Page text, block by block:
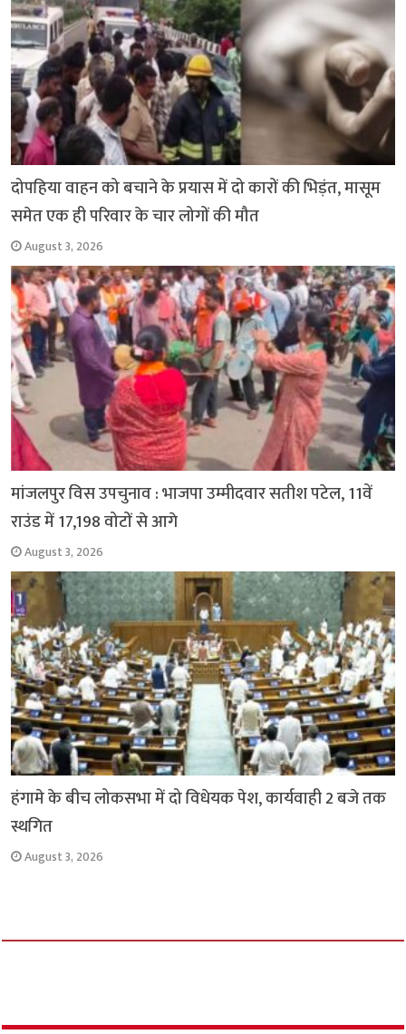
दोपहिया वाहन को बचाने के प्रयास में दो कारों की भिड़ंत, मासूम
समेत एक ही परिवार के चार लोगों की मौत
August 3, 2026
मांजलपुर विस उपचुनाव : भाजपा उम्मीदवार सतीश पटेल, 11वें
राउंड में 17,198 वोटों से आगे
August 3, 2026
हंगामे के बीच लोकसभा में दो विधेयक पेश, कार्यवाही 2 बजे तक
स्थगित
August 3, 2026